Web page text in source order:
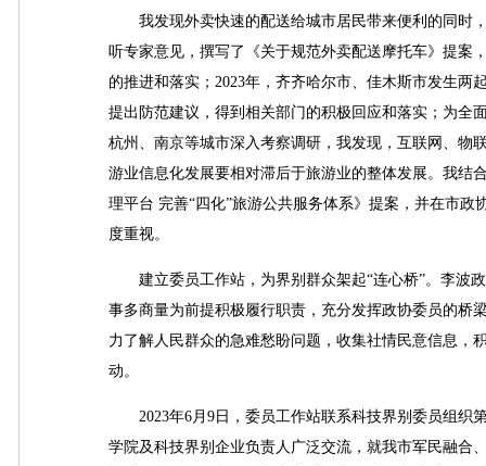
我发现外卖快速的配送给城市居民带来便利的同时
听专家意见，撰写了《关于规范外卖配送摩托车》提案
的推进和落实；2023年，齐齐哈尔市、佳木斯市发生
提出防范建议，得到相关部门的积极回应和落实；为全
杭州、南京等城市深入考察调研，我发现，互联网、物
游业信息化发展要相对滞后于旅游业的整体发展。我结
理平台 完善“四化”旅游公共服务体系》提案，并在市
度重视。
建立委员工作站，为界别群众架起“连心桥”。李波
事多商量为前提积极履行职责，充分发挥政协委员的桥
力了解人民群众的急难愁盼问题，收集社情民意信息，
动。
2023年6月9日，委员工作站联系科技界别委员组织
学院及科技界别企业负责人广泛交流，就我市军民融合